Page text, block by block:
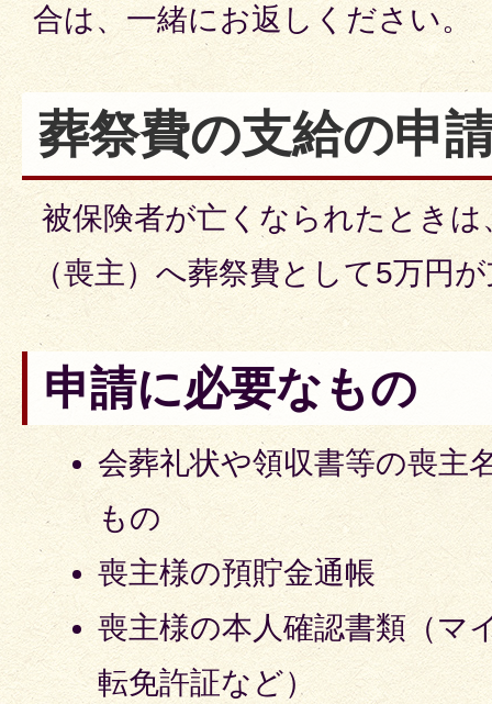
合は、一緒にお返しください。
葬祭費の支給の申
被保険者が亡くなられたとき
（喪主）へ葬祭費として5万円
申請に必要なもの
会葬礼状や領収書等の喪主
もの
喪主様の預貯金通帳
喪主様の本人確認書類（マ
転免許証など）